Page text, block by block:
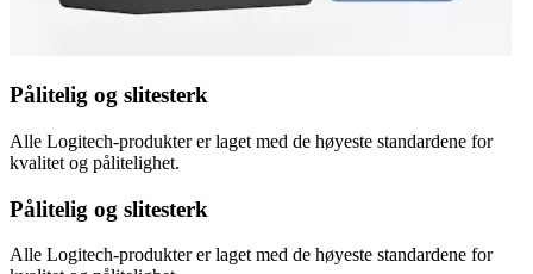
Pålitelig og slitesterk
Alle Logitech-produkter er laget med de høyeste standardene for
kvalitet og pålitelighet.
Pålitelig og slitesterk
Alle Logitech-produkter er laget med de høyeste standardene for